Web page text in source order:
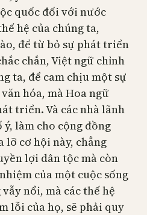
quốc đối với nước
hệ của chúng ta,
để từ bỏ sự phát triển
chắn, Việt ngữ chỉnh
ta, để cam chịu một sự
hóa, mà Hoa ngữ
triển. Và các nhà lãnh
làm cho cộng đồng
lỡ cơ hội này, chẳng
lợi dân tộc mà còn
của một cuộc sống
nổi, mà các thế hệ
lỗi của họ, sẽ phải quy